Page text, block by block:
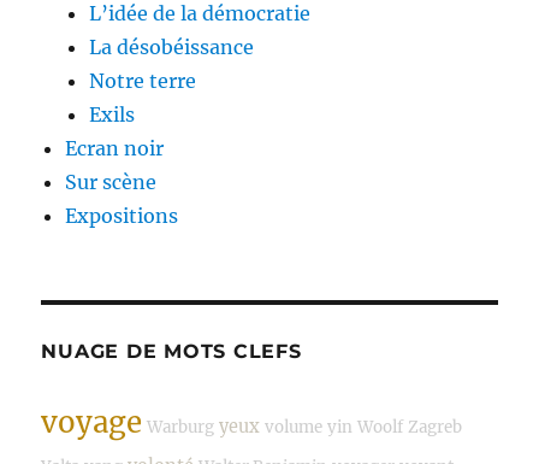
L’idée de la démocratie
La désobéissance
Notre terre
Exils
Ecran noir
Sur scène
Expositions
NUAGE DE MOTS CLEFS
voyage Warburg yeux volume yin Woolf Zagreb